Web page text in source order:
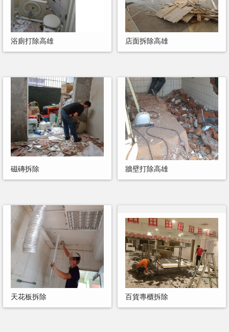
浴廁打除高雄 店面拆除高雄
磁磚拆除 牆壁打除高雄
天花板拆除 百貨專櫃拆除